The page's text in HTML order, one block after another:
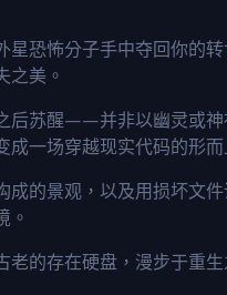
恐怖分子手中夺回你的
之美。
后苏醒——并非以幽灵或
一场穿越现实代码的形而
的景观，以及用损坏文
。
的存在硬盘，漫步于重